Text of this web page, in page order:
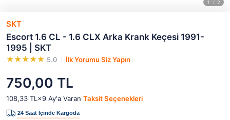
SKT
Escort 1.6 CL - 1.6 CLX Arka Krank Keçesi 1991-
1995 | SKT
5.0 İlk Yorumu Siz Yapın
750,00 TL
108,33 TL×9 Ay'a Varan Taksit Seçenekleri